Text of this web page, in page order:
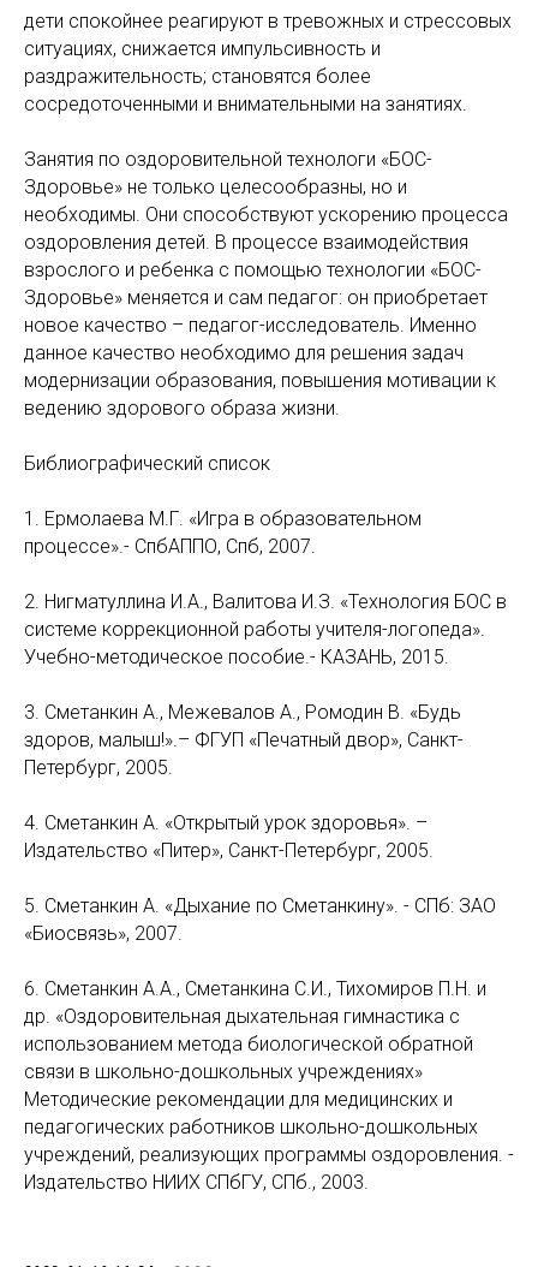
дети спокойнее реагируют в тревожных и стрессовых
ситуациях, снижается импульсивность и
раздражительность; становятся более
сосредоточенными и внимательными на занятиях.
Занятия по оздоровительной технологи «БОС-
Здоровье» не только целесообразны, но и
необходимы. Они способствуют ускорению процесса
оздоровления детей. В процессе взаимодействия
взрослого и ребенка с помощью технологии «БОС-
Здоровье» меняется и сам педагог: он приобретает
новое качество – педагог-исследователь. Именно
данное качество необходимо для решения задач
модернизации образования, повышения мотивации к
ведению здорового образа жизни.
Библиографический список
1. Ермолаева М.Г. «Игра в образовательном
процессе».- СпбАППО, Спб, 2007.
2. Нигматуллина И.А., Валитова И.З. «Технология БОС в
системе коррекционной работы учителя-логопеда».
Учебно-методическое пособие.- КАЗАНЬ, 2015.
3. Сметанкин А., Межевалов А., Ромодин В. «Будь
здоров, малыш!».– ФГУП «Печатный двор», Санкт-
Петербург, 2005.
4. Сметанкин А. «Открытый урок здоровья». –
Издательство «Питер», Санкт-Петербург, 2005.
5. Сметанкин А. «Дыхание по Сметанкину». - СПб: ЗАО
«Биосвязь», 2007.
6. Сметанкин А.А., Сметанкина С.И., Тихомиров П.Н. и
др. «Оздоровительная дыхательная гимнастика с
использованием метода биологической обратной
связи в школьно-дошкольных учреждениях»
Методические рекомендации для медицинских и
педагогических работников школьно-дошкольных
учреждений, реализующих программы оздоровления. -
Издательство НИИХ СПбГУ, СПб., 2003.